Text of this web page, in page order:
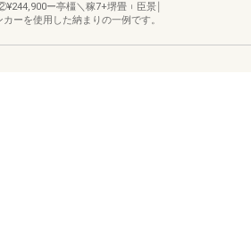
ー亭橿＼稼7+堺畳︲臣景￨
ーを使用した納まりの一例です。